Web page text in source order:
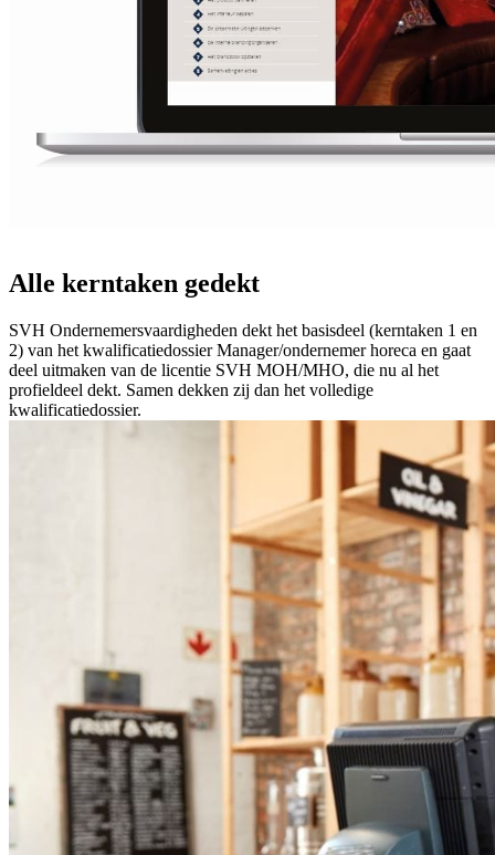
Alle kerntaken gedekt
SVH Ondernemersvaardigheden dekt het basisdeel (kerntaken 1 en
2) van het kwalificatiedossier Manager/ondernemer horeca en gaat
deel uitmaken van de licentie SVH MOH/MHO, die nu al het
profieldeel dekt. Samen dekken zij dan het volledige
kwalificatiedossier.